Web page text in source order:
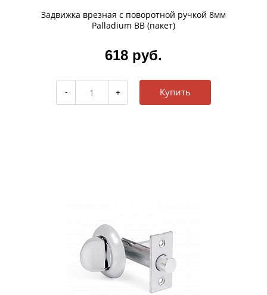
Задвижка врезная с поворотной ручкой 8мм
Palladium BB (пакет)
618 руб.
Купить